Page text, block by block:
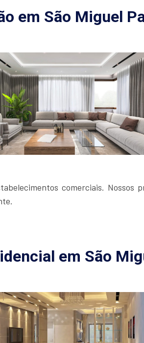
em São Miguel
comerciais.
em São